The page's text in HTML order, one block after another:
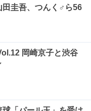
田圭吾、つんく♂ら56
岡崎京子と渋谷